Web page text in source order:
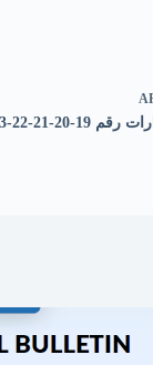
22-23-24-2025